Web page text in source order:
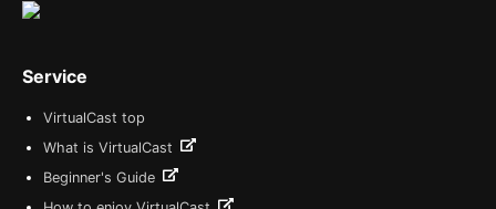
Service
VirtualCast top
What is VirtualCast
Beginner's Guide